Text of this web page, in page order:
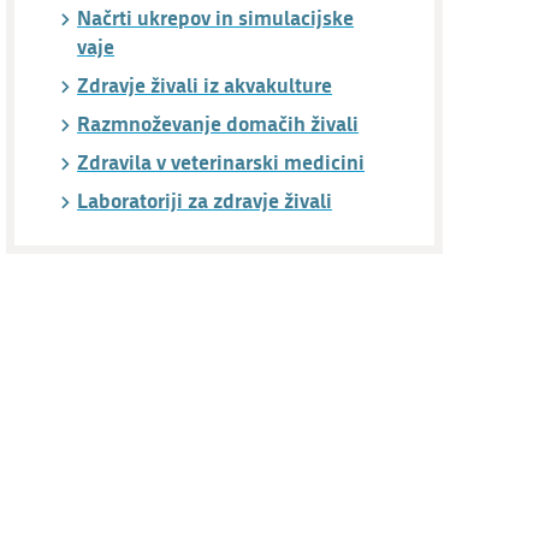
Načrti ukrepov in simulacijske
vaje
Zdravje živali iz akvakulture
Razmnoževanje domačih živali
Zdravila v veterinarski medicini
Laboratoriji za zdravje živali